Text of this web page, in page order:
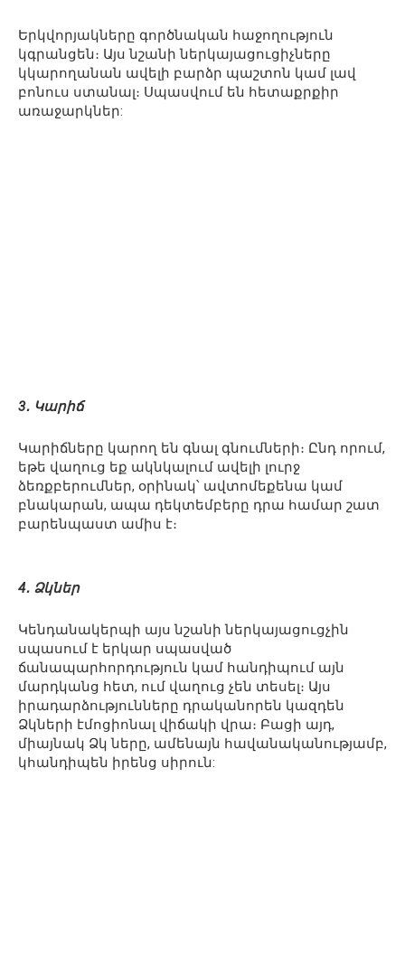
Երկվորյակները գործնական հաջողություն
կգրանցեն։ Այս նշանի ներկայացուցիչները
կկարողանան ավելի բարձր պաշտոն կամ լավ
բոնուս ստանալ։ Սպասվում են հետաքրքիր
առաջարկներ:
3․ Կարիճ
Կարիճները կարող են գնալ գնումների։ Ընդ որում,
եթե վաղուց եք ակնկալում ավելի լուրջ
ձեռքբերումներ, օրինակ՝ ավտոմեքենա կամ
բնակարան, ապա դեկտեմբերը դրա համար շատ
բարենպաստ ամիս է։
4․ Ձկներ
Կենդանակերպի այս նշանի ներկայացուցչին
սպասում է երկար սպասված
ճանապարհորդություն կամ հանդիպում այն ​​
մարդկանց հետ, ում վաղուց չեն տեսել։ Այս
իրադարձությունները դրականորեն կազդեն
Ձկների էմոցիոնալ վիճակի վրա։ Բացի այդ,
միայնակ Ձկ ները, ամենայն հավանականությամբ,
կհանդիպեն իրենց սիրուն: